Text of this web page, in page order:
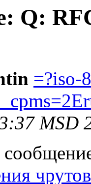
Q:
=?iso-
MSD
чрутов